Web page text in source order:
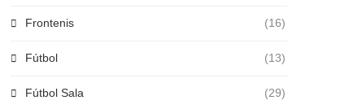
Frontenis (16)
Fútbol (13)
Fútbol Sala (29)